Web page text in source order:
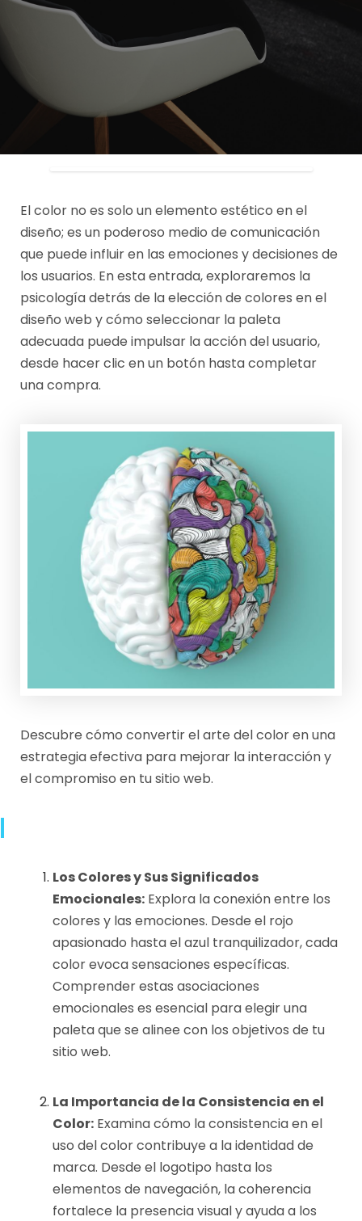
A
D
I
N
J
6
D
M
A
R
D
E
2
0
2
4
El color no es solo un elemento estético en el
diseño; es un poderoso medio de comunicación
que puede influir en las emociones y decisiones de
los usuarios. En esta entrada, exploraremos la
psicología detrás de la elección de colores en el
diseño web y cómo seleccionar la paleta
adecuada puede impulsar la acción del usuario,
desde hacer clic en un botón hasta completar
una compra.
Descubre cómo convertir el arte del color en una
estrategia efectiva para mejorar la interacción y
el compromiso en tu sitio web.
Los Colores y Sus Significados
Emocionales: Explora la conexión entre los
colores y las emociones. Desde el rojo
apasionado hasta el azul tranquilizador, cada
color evoca sensaciones específicas.
Comprender estas asociaciones
emocionales es esencial para elegir una
paleta que se alinee con los objetivos de tu
sitio web.
La Importancia de la Consistencia en el
Color: Examina cómo la consistencia en el
uso del color contribuye a la identidad de
marca. Desde el logotipo hasta los
elementos de navegación, la coherencia
fortalece la presencia visual y ayuda a los